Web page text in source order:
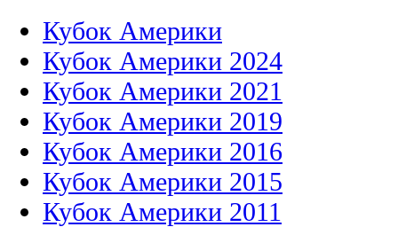
Кубок Америки
Кубок Америки 2024
Кубок Америки 2021
Кубок Америки 2019
Кубок Америки 2016
Кубок Америки 2015
Кубок Америки 2011